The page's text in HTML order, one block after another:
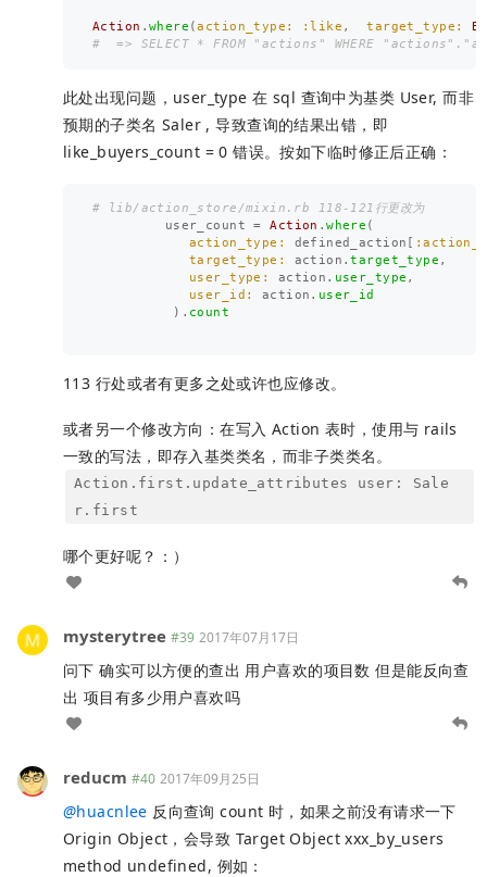
Action . where (action_type: :like , target_type:
#  => SELECT * FROM "actions" WHERE
此处出现问题，user_type 在 sql 查询中为基类 User, 而非
预期的子类名 Saler , 导致查询的结果出错，即
like_buyers_count = 0 错误。按如下临时修正后正确：
# lib/action_store/mixin.rb 118-121行更改为
user_count
= Action .where (
action_type: defined_action [
target_type: action .target_type ,
user_type: action . user_type ,
user_id: action . user_id
). count
113 行处或者有更多之处或许也应修改。
或者另一个修改方向：在写入 Action 表时，使用与 rails
一致的写法，即存入基类类名，而非子类类名。
Action.first.update_attributes user: Sale
r.first
哪个更好呢？：）
mysterytree #39 2017年07月17日
问下 确实可以方便的查出 用户喜欢的项目数 但是能反向查
出 项目有多少用户喜欢吗
reducm #40 2017年09月25日
@huacnlee 反向查询 count 时，如果之前没有请求一下
Origin Object，会导致 Target Object xxx_by_users
method undefined, 例如：